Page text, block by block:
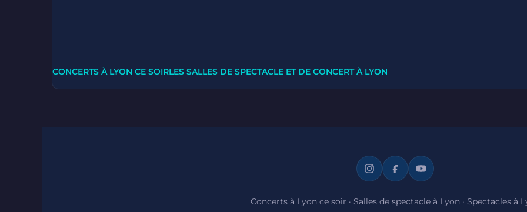
CONCERTS À LYON CE SOIRLES SALLES DE SPECTACLE ET DE CONCERT À LYON
Concerts à Lyon ce soir · Salles de spectacle à Lyon · Spectacles à